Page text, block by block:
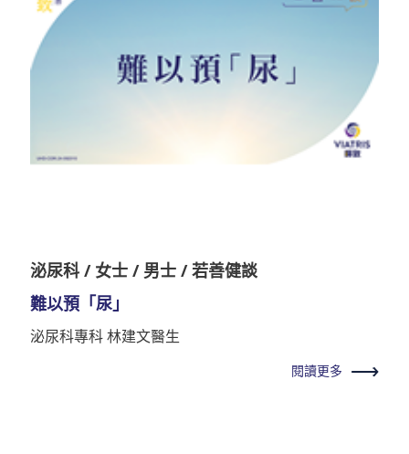
泌尿科 / 女士 / 男士 / 若善健談
難以預「尿」
泌尿科專科 林建文醫生
閱讀更多